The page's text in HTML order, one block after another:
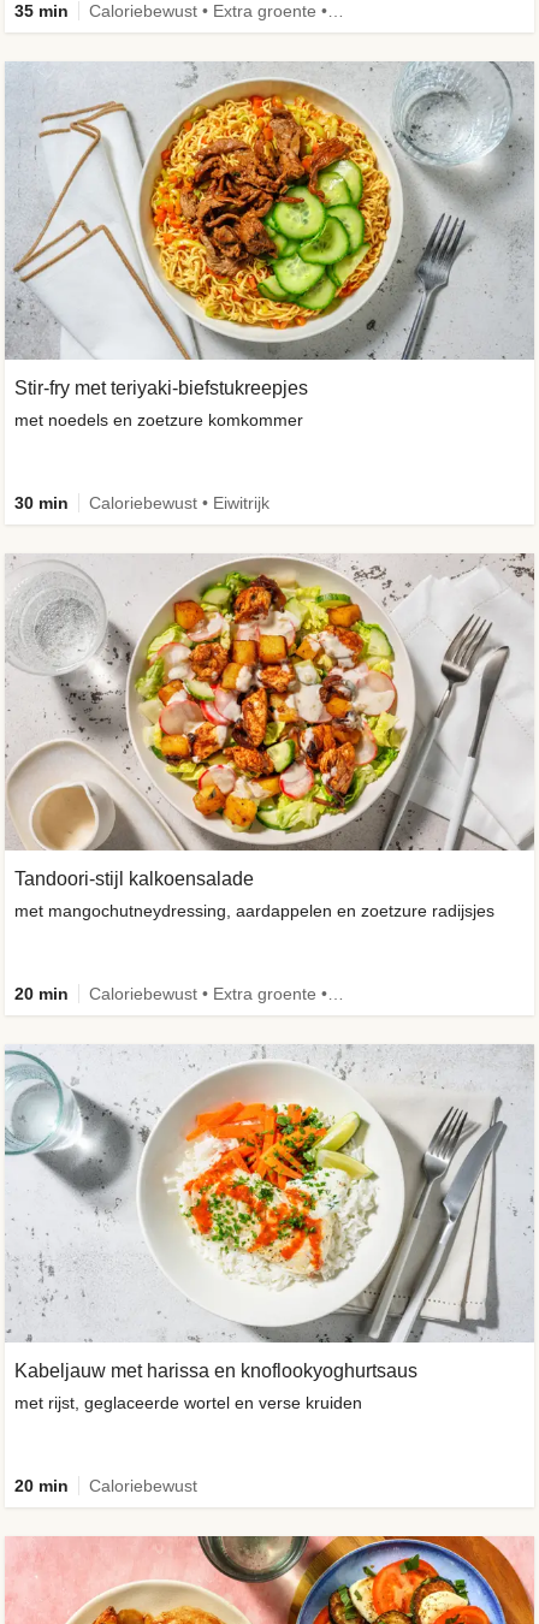
35 min
Stir-fry met teriyaki-biefstukreepjes
met noedels en zoetzure komkommer
30 min Caloriebewust • Eiwitrijk
Tandoori-stijl kalkoensalade
met mangochutneydressing, aardappelen en zoetzure radijsjes
20 min
Kabeljauw met harissa en knoflookyoghurtsaus
met rijst, geglaceerde wortel en verse kruiden
20 min Caloriebewust